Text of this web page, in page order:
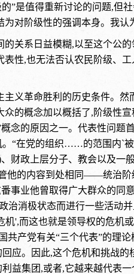
”是值得重新讨论的问题,但
对阶级性的强调本身。我认
关系日益模糊,以至这个公
性,也无法否认农民阶级、
义革命胜利的历史条件。
的概念加以概括了,阶级性
念的原因之一。代表性问
“在党的组织……的范围内`
财政上层分子、教会以及一
他的内容到处相同——统治
事业他曾取得广大群众的同
治消极状态而进行一些活动
',而这也就是领导权的危机
产党有关“三个代表”的理
应。因此,这个危机和挑战
集团,或者,它越来越代表